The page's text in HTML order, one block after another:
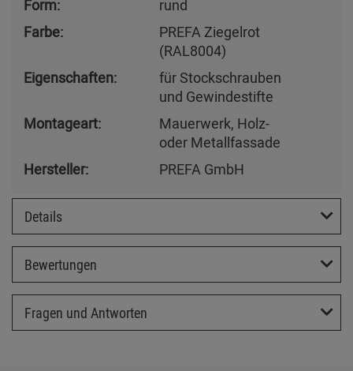
Form:
rund
Farbe:
PREFA Ziegelrot
(RAL8004)
Eigenschaften:
für Stockschrauben
und Gewindestifte
Montageart:
Mauerwerk, Holz-
oder Metallfassade
Hersteller:
PREFA GmbH
Details
Bewertungen
Fragen und Antworten